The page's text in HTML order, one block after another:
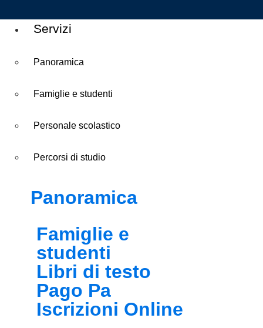
Servizi
Panoramica
Famiglie e studenti
Personale scolastico
Percorsi di studio
Panoramica
Famiglie e
studenti
Libri di testo
Pago Pa
Iscrizioni Online